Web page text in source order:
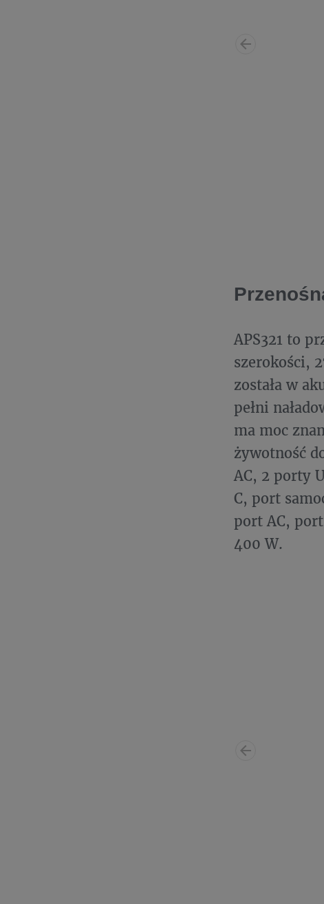
APS321 to
szerokości,
została w
pełni
ma moc
żywotność
AC, 2 porty
C, port
port AC,
400 W.